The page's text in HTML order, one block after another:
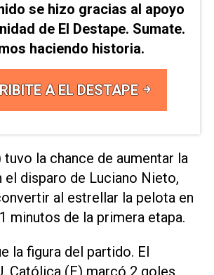
se hizo gracias al apoyo
de El Destape. Sumate.
haciendo historia.
A EL DESTAPE
tuvo la chance de aumentar la
el disparo de Luciano Nieto,
al estrellar la pelota en
minutos de la primera etapa.
la figura del partido. El
Católica (E) marcó 2 goles,